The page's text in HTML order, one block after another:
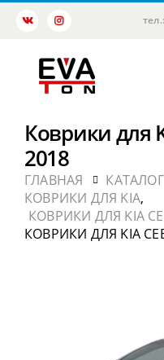
тел.:
Коврики для
2018
ГЛАВНАЯ
КАТАЛОГ
КОВРИКИ ДЛЯ KIA,
КОВРИКИ ДЛЯ KIA
КОВРИКИ ДЛЯ KIA